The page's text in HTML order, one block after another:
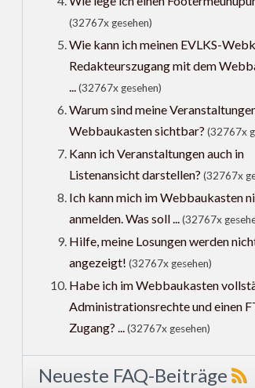
(32767x gesehen)
Wie kann ich meinen EVLKS-
Redakteurszugang mit dem
...(32767x gesehen)
Warum sind meine
Webbaukasten sichtbar? (32767x
Kann ich Veranstaltungen auch in
Listenansicht darstellen? (32767x
Ich kann mich im Webbaukasten
anmelden. Was soll ...(32767x
Hilfe, meine Losungen werden
angezeigt! (32767x gesehen)
Habe ich im Webbaukasten
Administrationsrechte und einen
Zugang? ...(32767x gesehen)
Neueste FAQ-Beiträge